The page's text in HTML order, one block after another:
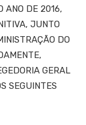
ANO DE 2016,
JUNTO
DO
GERAL
SEGUINTES